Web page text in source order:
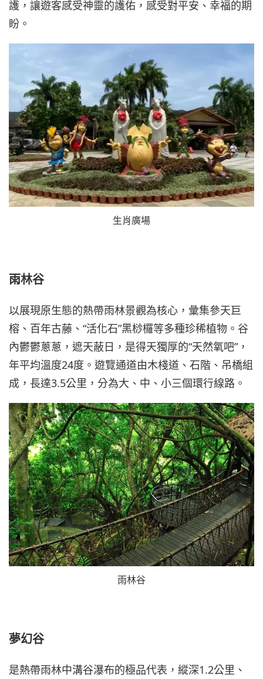
護，讓遊客感受神靈的護佑，感受對平安、幸福的期
盼。
生肖廣場
雨林谷
以展現原生態的熱帶雨林景觀為核心，彙集參天巨
榕、百年古藤、“活化石”黑桫欏等多種珍稀植物。谷
內鬱鬱蔥蔥，遮天蔽日，是得天獨厚的“天然氧吧”，
年平均溫度24度。遊覽通道由木棧道、石階、吊橋組
成，長達3.5公里，分為大、中、小三個環行線路。
雨林谷
夢幻谷
是熱帶雨林中溝谷瀑布的極品代表，縱深1.2公里、